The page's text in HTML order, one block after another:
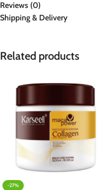
Reviews (0)
Shipping & Delivery
Related products
-27%